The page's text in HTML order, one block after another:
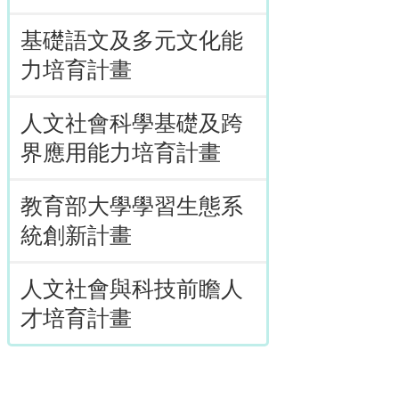
基礎語文及多元文化能
力培育計畫
人文社會科學基礎及跨
界應用能力培育計畫
教育部大學學習生態系
統創新計畫
人文社會與科技前瞻人
才培育計畫